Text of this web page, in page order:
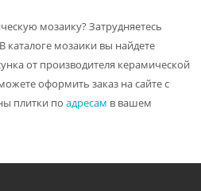
мозаику? Затрудняетесь
каталоге мозаики вы найдете
от производителя керамической
оформить заказ на сайте с
плитки по адресам в вашем